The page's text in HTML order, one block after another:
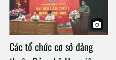
Các tổ chức cơ sở đảng